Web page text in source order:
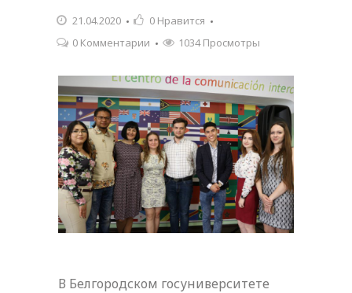
21.04.2020 0 Нравится
0 Комментарии
1034 Просмотры
В Белгородском госуниверситете